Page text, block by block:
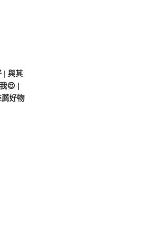
| 與其
😍 |
好物